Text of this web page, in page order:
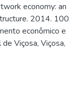
economy: an
2014. 100
econômico e
Viçosa, Viçosa,